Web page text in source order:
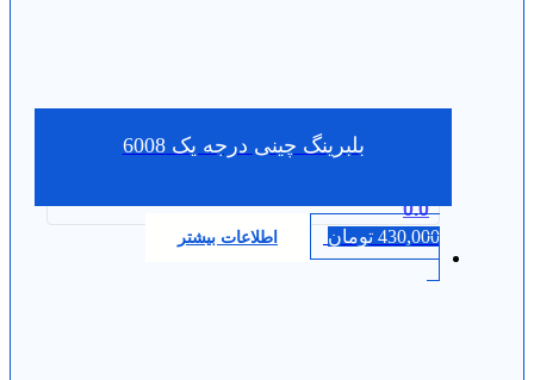
بلبرینگ چینی درجه یک 6008
0.0
430,000 تومان اطلاعات بیشتر